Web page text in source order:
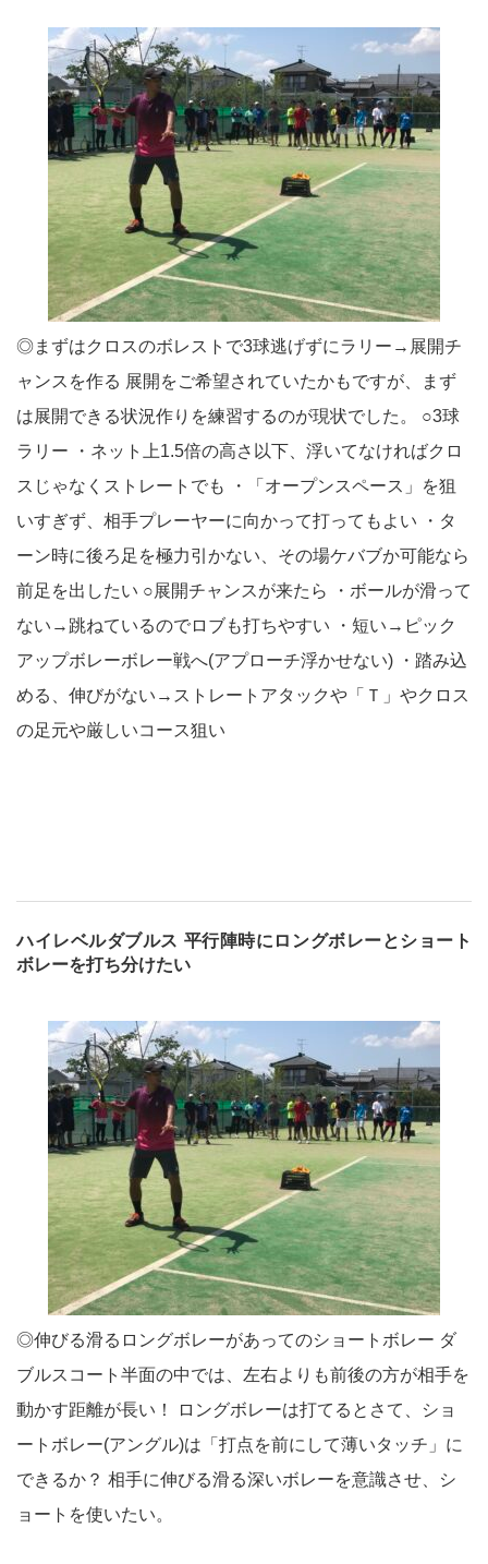
◎まずはクロスのボレストで3球逃げずにラリー→展開チ
ャンスを作る 展開をご希望されていたかもですが、まず
は展開できる状況作りを練習するのが現状でした。 ○3球
ラリー ・ネット上1.5倍の高さ以下、浮いてなければクロ
スじゃなくストレートでも ・「オープンスペース」を狙
いすぎず、相手プレーヤーに向かって打ってもよい ・タ
ーン時に後ろ足を極力引かない、その場ケバブか可能なら
前足を出したい ○展開チャンスが来たら ・ボールが滑って
ない→跳ねているのでロブも打ちやすい ・短い→ピック
アップボレーボレー戦へ(アプローチ浮かせない) ・踏み込
める、伸びがない→ストレートアタックや「Ｔ」やクロス
の足元や厳しいコース狙い
ハイレベルダブルス 平行陣時にロングボレーとショート
ボレーを打ち分けたい
◎伸びる滑るロングボレーがあってのショートボレー ダ
ブルスコート半面の中では、左右よりも前後の方が相手を
動かす距離が長い！ ロングボレーは打てるとさて、ショ
ートボレー(アングル)は「打点を前にして薄いタッチ」に
できるか？ 相手に伸びる滑る深いボレーを意識させ、シ
ョートを使いたい。